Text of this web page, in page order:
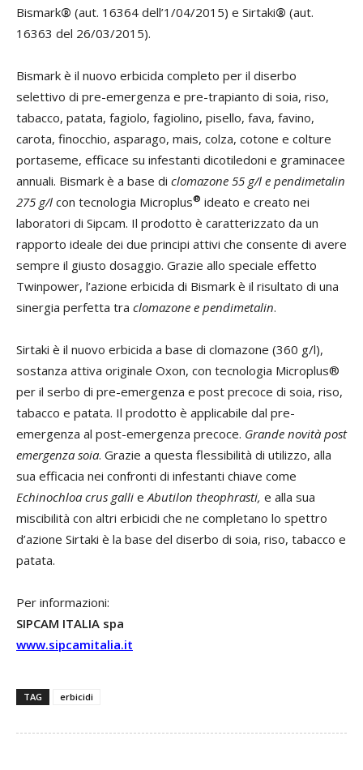
Bismark® (aut. 16364 dell’1/04/2015) e Sirtaki® (aut.
16363 del 26/03/2015).
Bismark è il nuovo erbicida completo per il diserbo
selettivo di pre-emergenza e pre-trapianto di soia, riso,
tabacco, patata, fagiolo, fagiolino, pisello, fava, favino,
carota, finocchio, asparago, mais, colza, cotone e colture
portaseme, efficace su infestanti dicotiledoni e graminacee
annuali. Bismark è a base di clomazone 55 g/l e pendimetalin
275 g/l con tecnologia Microplus® ideato e creato nei
laboratori di Sipcam. Il prodotto è caratterizzato da un
rapporto ideale dei due principi attivi che consente di avere
sempre il giusto dosaggio. Grazie allo speciale effetto
Twinpower, l’azione erbicida di Bismark è il risultato di una
sinergia perfetta tra clomazone e pendimetalin.
Sirtaki è il nuovo erbicida a base di clomazone (360 g/l),
sostanza attiva originale Oxon, con tecnologia Microplus®
per il serbo di pre-emergenza e post precoce di soia, riso,
tabacco e patata. Il prodotto è applicabile dal pre-
emergenza al post-emergenza precoce. Grande novità post
emergenza soia. Grazie a questa flessibilità di utilizzo, alla
sua efficacia nei confronti di infestanti chiave come
Echinochloa crus galli e Abutilon theophrasti, e alla sua
miscibilità con altri erbicidi che ne completano lo spettro
d’azione Sirtaki è la base del diserbo di soia, riso, tabacco e
patata.
Per informazioni:
SIPCAM ITALIA spa
www.sipcamitalia.it
TAG erbicidi